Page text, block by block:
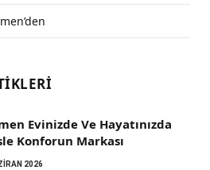
Evinizde Ve Hayatınızda
Konforun Markası
2026